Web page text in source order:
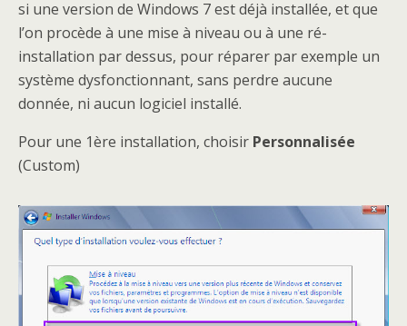
si une version de Windows 7 est déjà installée, et que
l’on procède à une mise à niveau ou à une ré-
installation par dessus, pour réparer par exemple un
système dysfonctionnant, sans perdre aucune
donnée, ni aucun logiciel installé.
Pour une 1ère installation, choisir Personnalisée
(Custom)